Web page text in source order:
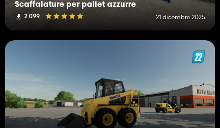
Scaffalature per pallet azzurre
2 099 21 dicembre 2025